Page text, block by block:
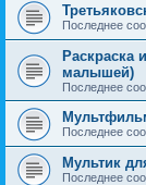
Последнее
Раскраска
малышей)
Последнее
Последнее
Мультик
Последнее